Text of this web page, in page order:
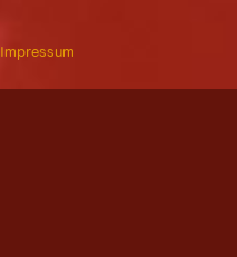
Impressum